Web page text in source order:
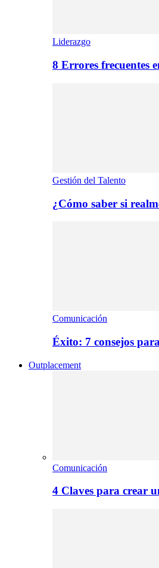
Liderazgo
8 Errores frecuentes
Gestión del Talento
¿Cómo saber si
Comunicación
Éxito: 7 consejos
Outplacement
Comunicación
4 Claves para crear